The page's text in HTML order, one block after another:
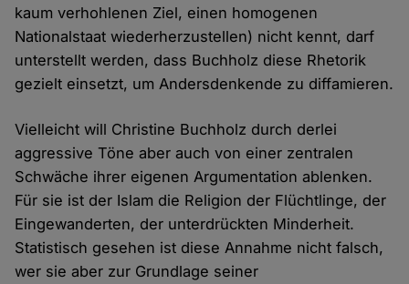
kaum verhohlenen Ziel, einen homogenen
Nationalstaat wiederherzustellen) nicht kennt, darf
unterstellt werden, dass Buchholz diese Rhetorik
gezielt einsetzt, um Andersdenkende zu diffamieren.
Vielleicht will Christine Buchholz durch derlei
aggressive Töne aber auch von einer zentralen
Schwäche ihrer eigenen Argumentation ablenken.
Für sie ist der Islam die Religion der Flüchtlinge, der
Eingewanderten, der unterdrückten Minderheit.
Statistisch gesehen ist diese Annahme nicht falsch,
wer sie aber zur Grundlage seiner